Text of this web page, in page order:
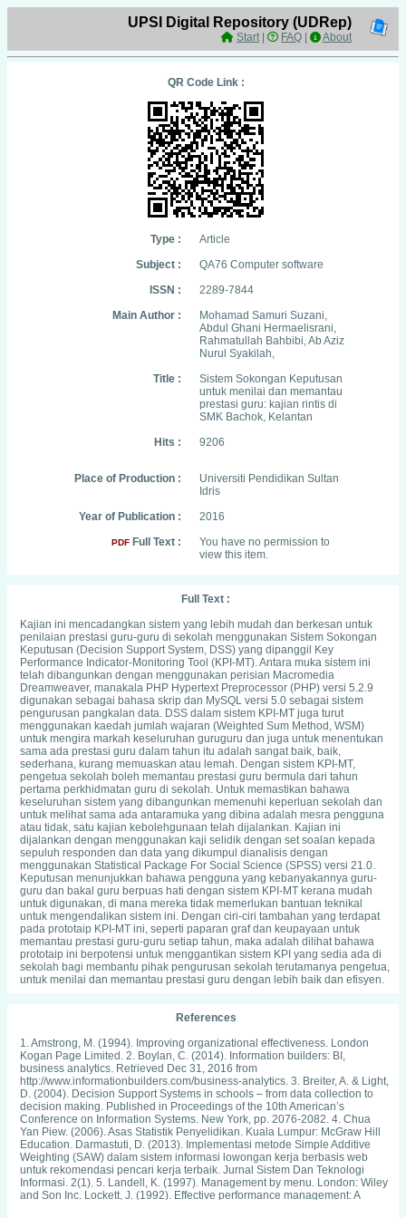
UPSI Digital Repository (UDRep)
Start| FAQ About
QR Code Link :
Type :
Article
Subject :
QA76 Computer software
ISSN :
2289-7844
Main Author :
Mohamad Samuri Suzani,
Abdul Ghani Hermaelisrani,
Rahmatullah Bahbibi, Ab Aziz
Nurul Syakilah,
Title :
Sistem Sokongan Keputusan
untuk menilai dan memantau
prestasi guru: kajian rintis di
SMK Bachok, Kelantan
Hits :
9206
Place of Production :
Universiti Pendidikan Sultan
Idris
Year of Publication :
2016
PDF Full Text :
You have no permission to
view this item.
Full Text :
Kajian ini mencadangkan sistem yang lebih mudah dan berkesan untuk
penilaian prestasi guru-guru di sekolah menggunakan Sistem Sokongan
Keputusan (Decision Support System, DSS) yang dipanggil Key
Performance Indicator-Monitoring Tool (KPI-MT). Antara muka sistem ini
telah dibangunkan dengan menggunakan perisian Macromedia
Dreamweaver, manakala PHP Hypertext Preprocessor (PHP) versi 5.2.9
digunakan sebagai bahasa skrip dan MySQL versi 5.0 sebagai sistem
pengurusan pangkalan data. DSS dalam sistem KPI-MT juga turut
menggunakan kaedah jumlah wajaran (Weighted Sum Method, WSM)
untuk mengira markah keseluruhan guruguru dan juga untuk menentukan
sama ada prestasi guru dalam tahun itu adalah sangat baik, baik,
sederhana, kurang memuaskan atau lemah. Dengan sistem KPI-MT,
pengetua sekolah boleh memantau prestasi guru bermula dari tahun
pertama perkhidmatan guru di sekolah. Untuk memastikan bahawa
keseluruhan sistem yang dibangunkan memenuhi keperluan sekolah dan
untuk melihat sama ada antaramuka yang dibina adalah mesra pengguna
atau tidak, satu kajian kebolehgunaan telah dijalankan. Kajian ini
dijalankan dengan menggunakan kaji selidik dengan set soalan kepada
sepuluh responden dan data yang dikumpul dianalisis dengan
menggunakan Statistical Package For Social Science (SPSS) versi 21.0.
Keputusan menunjukkan bahawa pengguna yang kebanyakannya guru-
guru dan bakal guru berpuas hati dengan sistem KPI-MT kerana mudah
untuk digunakan, di mana mereka tidak memerlukan bantuan teknikal
untuk mengendalikan sistem ini. Dengan ciri-ciri tambahan yang terdapat
pada prototaip KPI-MT ini, seperti paparan graf dan keupayaan untuk
memantau prestasi guru-guru setiap tahun, maka adalah dilihat bahawa
prototaip ini berpotensi untuk menggantikan sistem KPI yang sedia ada di
sekolah bagi membantu pihak pengurusan sekolah terutamanya pengetua,
untuk menilai dan memantau prestasi guru dengan lebih baik dan efisyen.
References
1. Amstrong, M. (1994). Improving organizational effectiveness. London
Kogan Page Limited. 2. Boylan, C. (2014). Information builders: BI,
business analytics. Retrieved Dec 31, 2016 from
http://www.informationbuilders.com/business-analytics. 3. Breiter, A. & Light,
D. (2004). Decision Support Systems in schools – from data collection to
decision making. Published in Proceedings of the 10th American’s
Conference on Information Systems. New York, pp. 2076-2082. 4. Chua
Yan Piew. (2006). Asas Statistik Penyelidikan. Kuala Lumpur: McGraw Hill
Education. Darmastuti, D. (2013). Implementasi metode Simple Additive
Weighting (SAW) dalam sistem informasi lowongan kerja berbasis web
untuk rekomendasi pencari kerja terbaik. Jurnal Sistem Dan Teknologi
Informasi. 2(1). 5. Landell, K. (1997). Management by menu. London: Wiley
and Son Inc. Lockett, J. (1992). Effective performance management: A